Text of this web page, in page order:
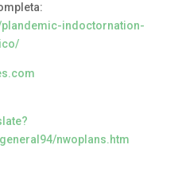
plandemic-indoctornation-
nwoplans.htm